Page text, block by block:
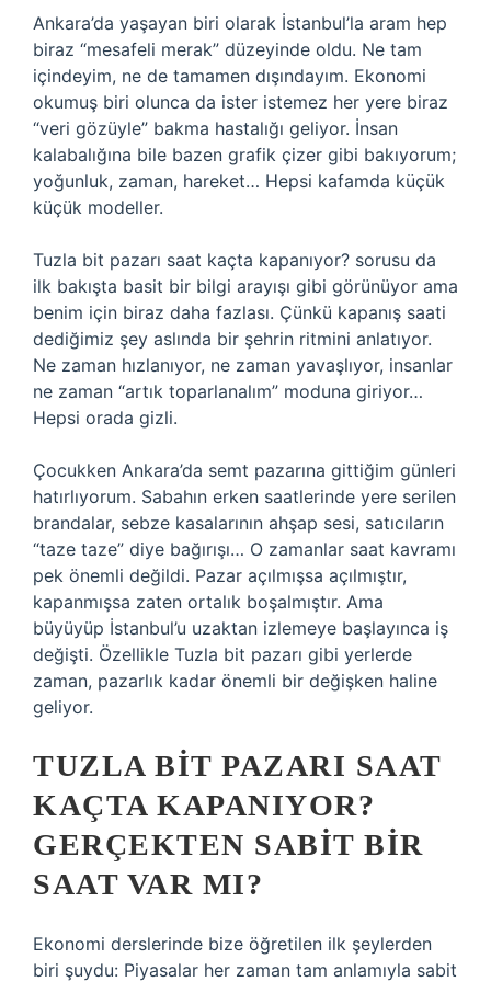
Ankara’da yaşayan biri olarak İstanbul’la aram hep
biraz “mesafeli merak” düzeyinde oldu. Ne tam
içindeyim, ne de tamamen dışındayım. Ekonomi
okumuş biri olunca da ister istemez her yere biraz
“veri gözüyle” bakma hastalığı geliyor. İnsan
kalabalığına bile bazen grafik çizer gibi bakıyorum;
yoğunluk, zaman, hareket… Hepsi kafamda küçük
küçük modeller.
Tuzla bit pazarı saat kaçta kapanıyor? sorusu da
ilk bakışta basit bir bilgi arayışı gibi görünüyor ama
benim için biraz daha fazlası. Çünkü kapanış saati
dediğimiz şey aslında bir şehrin ritmini anlatıyor.
Ne zaman hızlanıyor, ne zaman yavaşlıyor, insanlar
ne zaman “artık toparlanalım” moduna giriyor…
Hepsi orada gizli.
Çocukken Ankara’da semt pazarına gittiğim günleri
hatırlıyorum. Sabahın erken saatlerinde yere serilen
brandalar, sebze kasalarının ahşap sesi, satıcıların
“taze taze” diye bağırışı… O zamanlar saat kavramı
pek önemli değildi. Pazar açılmışsa açılmıştır,
kapanmışsa zaten ortalık boşalmıştır. Ama
büyüyüp İstanbul’u uzaktan izlemeye başlayınca iş
değişti. Özellikle Tuzla bit pazarı gibi yerlerde
zaman, pazarlık kadar önemli bir değişken haline
geliyor.
TUZLA BIT PAZARI SAAT
KAÇTA KAPANIYOR?
GERÇEKTEN SABIT BIR
SAAT VAR MI?
Ekonomi derslerinde bize öğretilen ilk şeylerden
biri şuydu: Piyasalar her zaman tam anlamıyla sabit